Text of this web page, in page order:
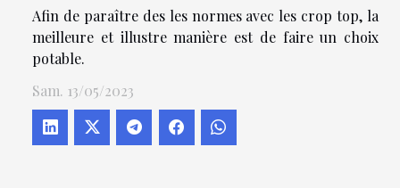
Afin de paraître des les normes avec les crop top, la
meilleure et illustre manière est de faire un choix
potable.
Sam. 13/05/2023